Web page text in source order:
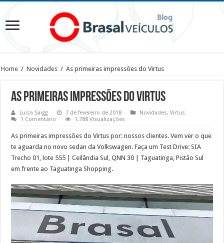
Home / Novidades / As primeiras impressões do Virtus
As primeiras impressões do Virtus
Luiza Saigg 7 de fevereiro de 2018 Novidades,Virtus
1 Comentário
1,788 Visualizações
As primeiras impressões do Virtus por: nossos clientes. Vem ver o que
te aguarda no novo sedan da Volkswagen. Faça um Test Drive: SIA
Trecho 01, lote 555 | Ceilândia Sul, QNN 30 | Taguatinga, Pistão Sul
em frente ao Taguatinga Shopping.
Tocador
vídeo